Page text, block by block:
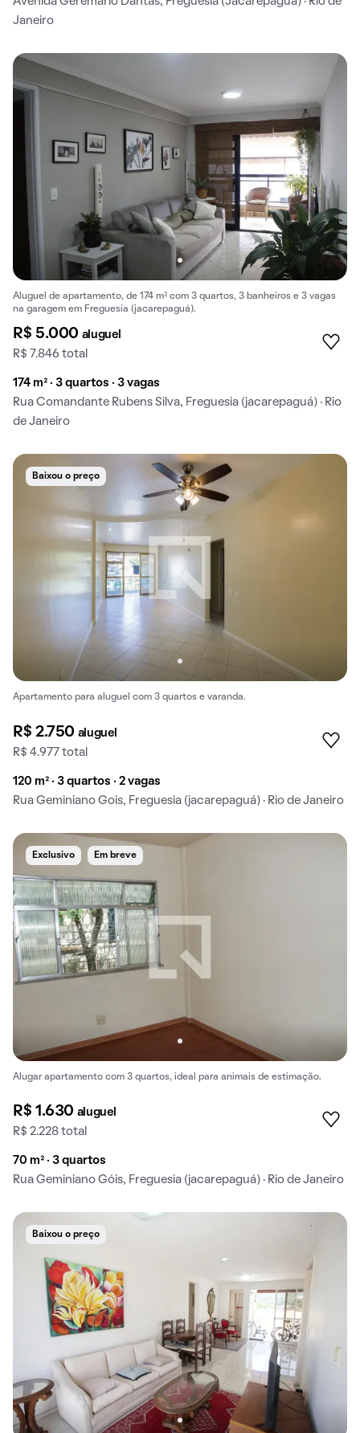
Janeiro
Aluguel de apartamento, de 174 m² com 3 quartos, 3 banheiros e 3 vagas
na garagem em Freguesia (jacarepaguá).
R$ 5.000 aluguel
R$ 7.846 total
174 m² · 3 quartos · 3 vagas
Rua Comandante Rubens Silva, Freguesia (jacarepaguá) · Rio
de Janeiro
Baixou o preço
Apartamento para aluguel com 3 quartos e varanda.
R$ 2.750 aluguel
R$ 4.977 total
120 m² · 3 quartos · 2 vagas
Rua Geminiano Gois, Freguesia (jacarepaguá) · Rio de Janeiro
Exclusivo Em breve
Alugar apartamento com 3 quartos, ideal para animais de estimação.
R$ 1.630 aluguel
R$ 2.228 total
70 m² · 3 quartos
Rua Geminiano Góis, Freguesia (jacarepaguá) · Rio de Janeiro
Baixou o preço